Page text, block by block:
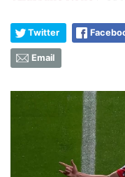
Twitter
Email